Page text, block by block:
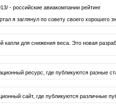
- российские авиакомпании рейтинг
я заглянул по совету своего хорошего
для снижения веса. Это новая
ресурс, где публикуются разные
сайт, где публикуются различные